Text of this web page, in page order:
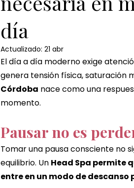
día
Actualizado: 21 abr
El día a día moderno exige
genera tensión física, saturación
Córdoba nace como una
momento.
Pausar no es
Tomar una pausa consciente no
equilibrio. Un Head Spa permite
entre en un modo de descanso